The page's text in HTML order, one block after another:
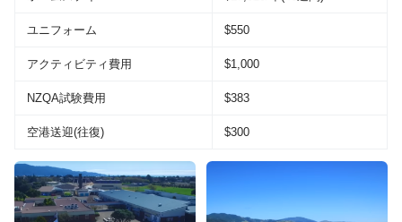
ユニフォーム $550
アクティビティ費用 $1,000
NZQA試験費用 $383
空港送迎(往復) $300